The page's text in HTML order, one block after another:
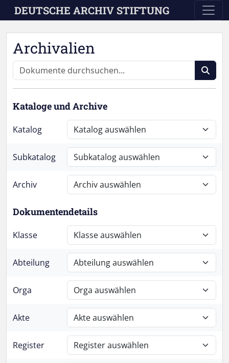
Skip to main content
DEUTSCHE ARCHIV STIFTUNG
Archivalien
Kataloge und Archive
Katalog
Subkatalog
Archiv
Dokumentendetails
Klasse
Abteilung
Orga
Akte
Register